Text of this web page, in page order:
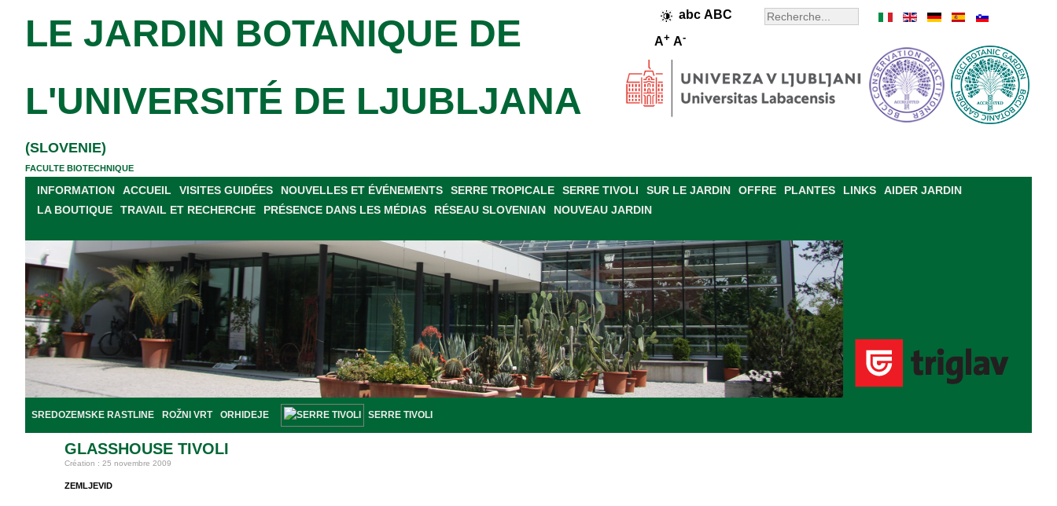
abc ABC
A+ A-
LE JARDIN BOTANIQUE DE
L'UNIVERSITÉ DE LJUBLJANA
(SLOVENIE)
FACULTE BIOTECHNIQUE
INFORMATION ACCUEIL VISITES GUIDÉES NOUVELLES ET ÉVÉNEMENTS SERRE TROPICALE SERRE TIVOLI SUR LE JARDIN OFFRE PLANTES LINKS
AIDER JARDIN
LA BOUTIQUE
TRAVAIL ET RECHERCHE PRÉSENCE DANS LES MÉDIAS RÉSEAU SLOVENIAN NOUVEAU JARDIN
SREDOZEMSKE RASTLINE ROŽNI VRT ORHIDEJE SERRE TIVOLI
GLASSHOUSE TIVOLI
Création : 25 novembre 2009
ZEMLJEVID